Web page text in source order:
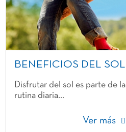
BENEFICIOS DEL SOL
Disfrutar del sol es parte de la
rutina diaria...
Ver más